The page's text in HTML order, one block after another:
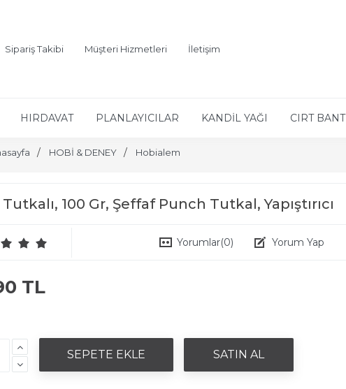
Sipariş Takibi Müşteri Hizmetleri İletişim
HIRDAVAT PLANLAYICILAR KANDİL YAĞI CIRT BANT
HOBİ & DENEY Hobialem
100 Gr, Şeffaf Punch Tutkal, Yapıştırıcı
Yorumlar(0) Yorum Yap
TL